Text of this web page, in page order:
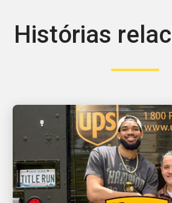
Histórias